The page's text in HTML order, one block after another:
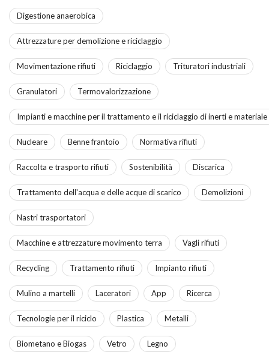
Digestione anaerobica
Attrezzature per demolizione e riciclaggio
Movimentazione rifiuti Riciclaggio Trituratori industriali
Granulatori Termovalorizzazione
Impianti e macchine per il trattamento e il riciclaggio di inerti e
Nucleare Benne frantoio Normativa rifiuti
Raccolta e trasporto rifiuti Sostenibilità Discarica
Trattamento dell'acqua e delle acque di scarico Demolizioni
Nastri trasportatori
Macchine e attrezzature movimento terra Vagli rifiuti
Recycling Trattamento rifiuti Impianto rifiuti
Mulino a martelli Laceratori App Ricerca
Tecnologie per il riciclo Plastica Metalli
Biometano e Biogas Vetro Legno